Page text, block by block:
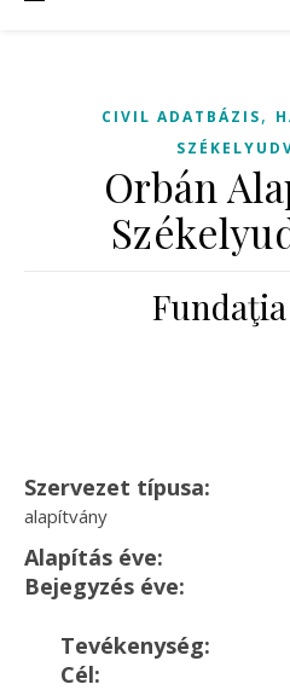
CIVIL ADATBÁZIS,
Orbán
Szervezet típusa:
alapítvány
Alapítás éve:
Bejegyzés éve:
Tevékenység:
Cél: